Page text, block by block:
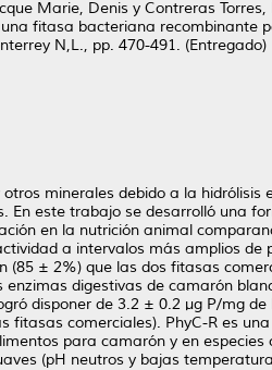
Marie, Denis y Contreras
fitasa bacteriana recombinante
N,L., pp. 470-491. (Entregado)
minerales debido a la hidrólisis
En este trabajo se desarrolló una
en la nutrición animal
a intervalos más amplios de
± 2%) que las dos fitasas
digestivas de camarón
disponer de 3.2 ± 0.2 µg P/mg
fitasas comerciales). PhyC-R es
para camarón y en especies
(pH neutros y bajas